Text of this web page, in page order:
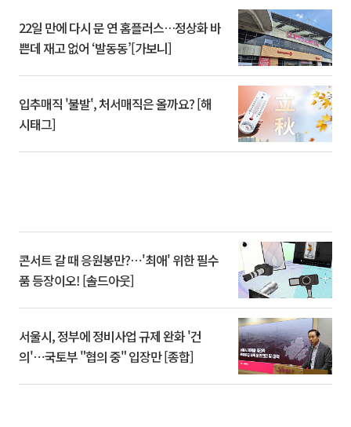
22일 만에 다시 문 연 홈플러스…정상화 바
쁜데 재고 없어 ‘발동동’[가보니]
입추매직 '불발', 처서매직은 올까요? [해
시태그]
콘서트 갈 때 응원봉만?⋯'최애' 위한 필수
품 등장이오! [솔드아웃]
서울시, 정부에 정비사업 규제 완화 '건
의'⋯국토부 "협의 중" 입장만 [종합]